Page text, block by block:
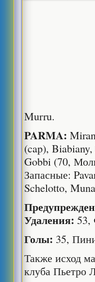
Murru.
PARMA:
(cap),
Gobbi (70,
Запасные:
Schelotto,
Удаления:53,
Голы: 35,
Также исход
клуба Пьетро